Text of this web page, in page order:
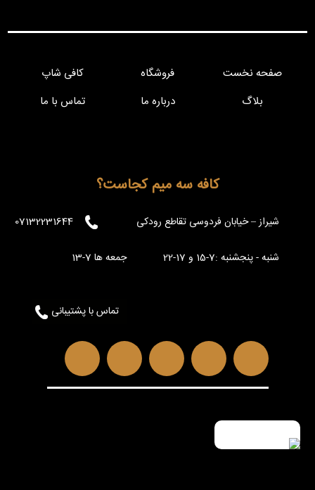
تماس با پشتیبانی
صفحه نخست فروشگاه
کافی شاپ
بلاگ
درباره ما تماس با ما
کافه سه میم کجاست؟
شیراز – خیابان فردوسی تقاطع رودکی 07132231644
شنبه - پنجشنبه :7-15 و 17-22 جمعه ها 7-13